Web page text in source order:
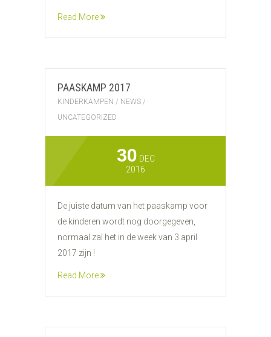
Read More
PAASKAMP 2017
KINDERKAMPEN / NEWS /
UNCATEGORIZED
30 DEC
2016
De juiste datum van het paaskamp voor
de kinderen wordt nog doorgegeven,
normaal zal het in de week van 3 april
2017 zijn !
Read More